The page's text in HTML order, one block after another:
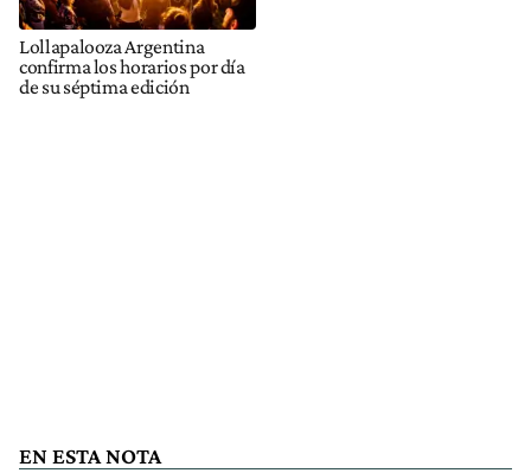
Lollapalooza Argentina
confirma los horarios por día
de su séptima edición
EN ESTA NOTA